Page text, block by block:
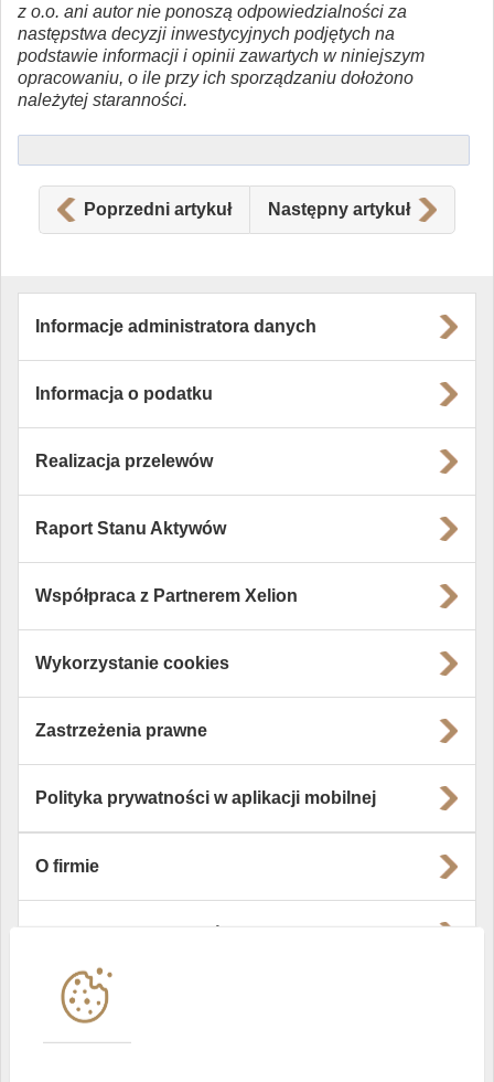
z o.o. ani autor nie ponoszą odpowiedzialności za
następstwa decyzji inwestycyjnych podjętych na
podstawie informacji i opinii zawartych w niniejszym
opracowaniu, o ile przy ich sporządzaniu dołożono
należytej staranności.
Poprzedni artykuł Następny artykuł
Informacje administratora danych
Informacja o podatku
Realizacja przelewów
Raport Stanu Aktywów
Współpraca z Partnerem Xelion
Wykorzystanie cookies
Zastrzeżenia prawne
Polityka prywatności w aplikacji mobilnej
O firmie
Instytucje współpracujące